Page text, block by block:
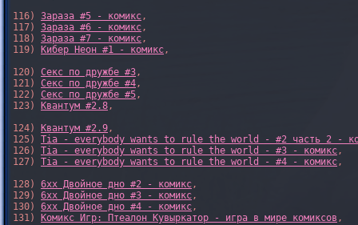
116) Зараза #5 - комикс,
117) Зараза #6 - комикс,
118) Зараза #7 - комикс,
119)
Кибер Неон #1 - комикс,
120) Секс по дружбе #3,
121) Секс по дружбе #4,
122) Секс по дружбе #5,
123)
Квантум #2.8,
124)
Квантум #2.9,
125) Tia - everybody wants to rule the world - #2 часть 2 -
126) Tia - everybody wants to rule the world - #3 - комикс,
127) Tia - everybody wants to rule the world - #4 - комикс,
128) 6xx Двойное дно #2 - комикс,
129) 6xx Двойное дно #3 - комикс,
130) 6xx Двойное дно #4 - комикс,
131)
Комикс Игр: Птеалон Кувыркатор - игра в мире комиксов ,